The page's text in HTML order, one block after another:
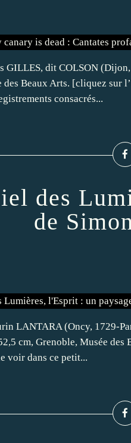
GILLES, dit COLSON
Beaux Arts. [cliquez sur
consacrés...
des
de
LANTARA (Oncy, 1729-
cm, Grenoble, Musée
voir dans ce petit...